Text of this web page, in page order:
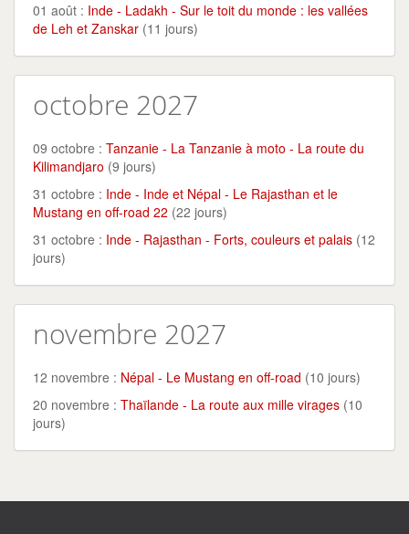
01 août : Inde - Ladakh - Sur le toit du monde : les vallées
de Leh et Zanskar (11 jours)
octobre 2027
09 octobre : Tanzanie - La Tanzanie à moto - La route du
Kilimandjaro (9 jours)
31 octobre : Inde - Inde et Népal - Le Rajasthan et le
Mustang en off-road 22 (22 jours)
31 octobre : Inde - Rajasthan - Forts, couleurs et palais (12
jours)
novembre 2027
12 novembre : Népal - Le Mustang en off-road (10 jours)
20 novembre : Thaïlande - La route aux mille virages (10
jours)